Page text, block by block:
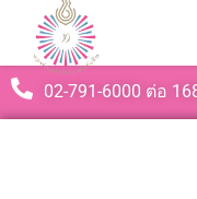
02-791-6000 ต่อ